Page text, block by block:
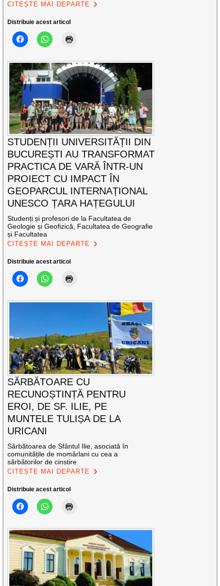
CITEȘTE MAI DEPARTE
Distribuie acest articol
STUDENȚII UNIVERSITĂȚII DIN
BUCUREȘTI AU TRANSFORMAT
PRACTICA DE VARĂ ÎNTR-UN
PROIECT CU IMPACT ÎN
GEOPARCUL INTERNAȚIONAL
UNESCO ȚARA HAȚEGULUI
Studenți și profesori de la Facultatea de
Geologie și Geofizică, Facultatea de Geografie
și Facultatea
CITEȘTE MAI DEPARTE
Distribuie acest articol
SĂRBĂTOARE CU
RECUNOȘTINȚĂ PENTRU
EROI, DE SF. ILIE, PE
MUNTELE TULIȘA DE LA
URICANI
Sărbătoarea de Sfântul Ilie, asociată în
comunitățile de momârlani cu cea a
sărbătorilor de cinstire
CITEȘTE MAI DEPARTE
Distribuie acest articol